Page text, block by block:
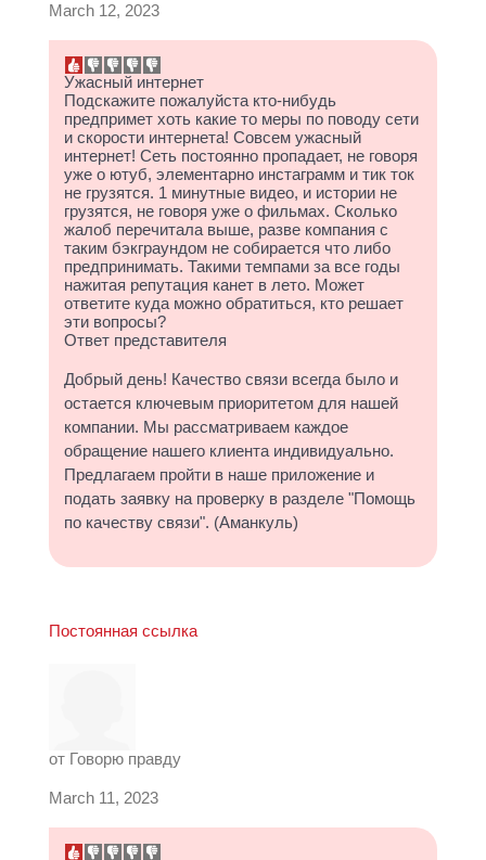
March 12, 2023
Ужасный интернет
Подскажите пожалуйста кто-нибудь
предпримет хоть какие то меры по поводу сети
и скорости интернета! Совсем ужасный
интернет! Сеть постоянно пропадает, не говоря
уже о ютуб, элементарно инстаграмм и тик ток
не грузятся. 1 минутные видео, и истории не
грузятся, не говоря уже о фильмах. Сколько
жалоб перечитала выше, разве компания с
таким бэкграундом не собирается что либо
предпринимать. Такими темпами за все годы
нажитая репутация канет в лето. Может
ответите куда можно обратиться, кто решает
эти вопросы?
Ответ представителя
Добрый день! Качество связи всегда было и
остается ключевым приоритетом для нашей
компании. Мы рассматриваем каждое
обращение нашего клиента индивидуально.
Предлагаем пройти в наше приложение и
подать заявку на проверку в разделе "Помощь
по качеству связи". (Аманкуль)
Постоянная ссылка
от Говорю правду
March 11, 2023